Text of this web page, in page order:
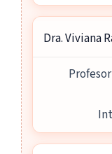
Dra. Viviana